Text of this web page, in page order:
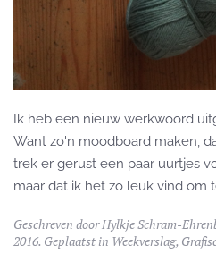
Ik heb een nieuw werkwoord
Want zo'n moodboard maken,
trek er gerust een paar uurtjes
maar dat ik het zo leuk vind om
Geschreven doorHylkje Schram-
2016. Geplaatst in Weekverslag,